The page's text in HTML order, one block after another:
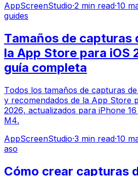
AppScreenStudio·2 min read·10
guides
Tamaños de capturas
la App Store para iOS
guía completa
Todos los tamaños de capturas
y recomendados de la App Store
2026, actualizados para iPhone
M4.
AppScreenStudio·3 min read·10
aso
Cómo crear capturas